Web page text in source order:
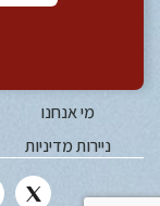
מי אנחנו
ניירות מדיניות